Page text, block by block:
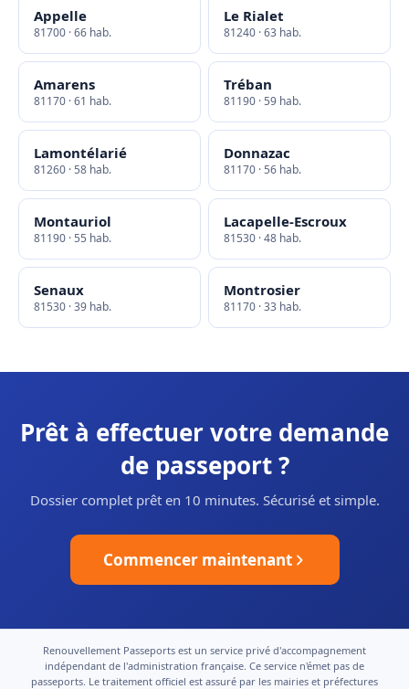
Appelle
81700 · 66 hab.
Le Rialet
81240 · 63 hab.
Amarens
81170 · 61 hab.
Tréban
81190 · 59 hab.
Lamontélarié
81260 · 58 hab.
Donnazac
81170 · 56 hab.
Montauriol
81190 · 55 hab.
Lacapelle-Escroux
81530 · 48 hab.
Senaux
81530 · 39 hab.
Montrosier
81170 · 33 hab.
Prêt à effectuer votre demande
de passeport ?
Dossier complet prêt en 10 minutes. Sécurisé et simple.
Commencer maintenant
Renouvellement Passeports est un service privé d'accompagnement
indépendant de l'administration française. Ce service n'émet pas de
passeports. Le traitement officiel est assuré par les mairies et préfectures